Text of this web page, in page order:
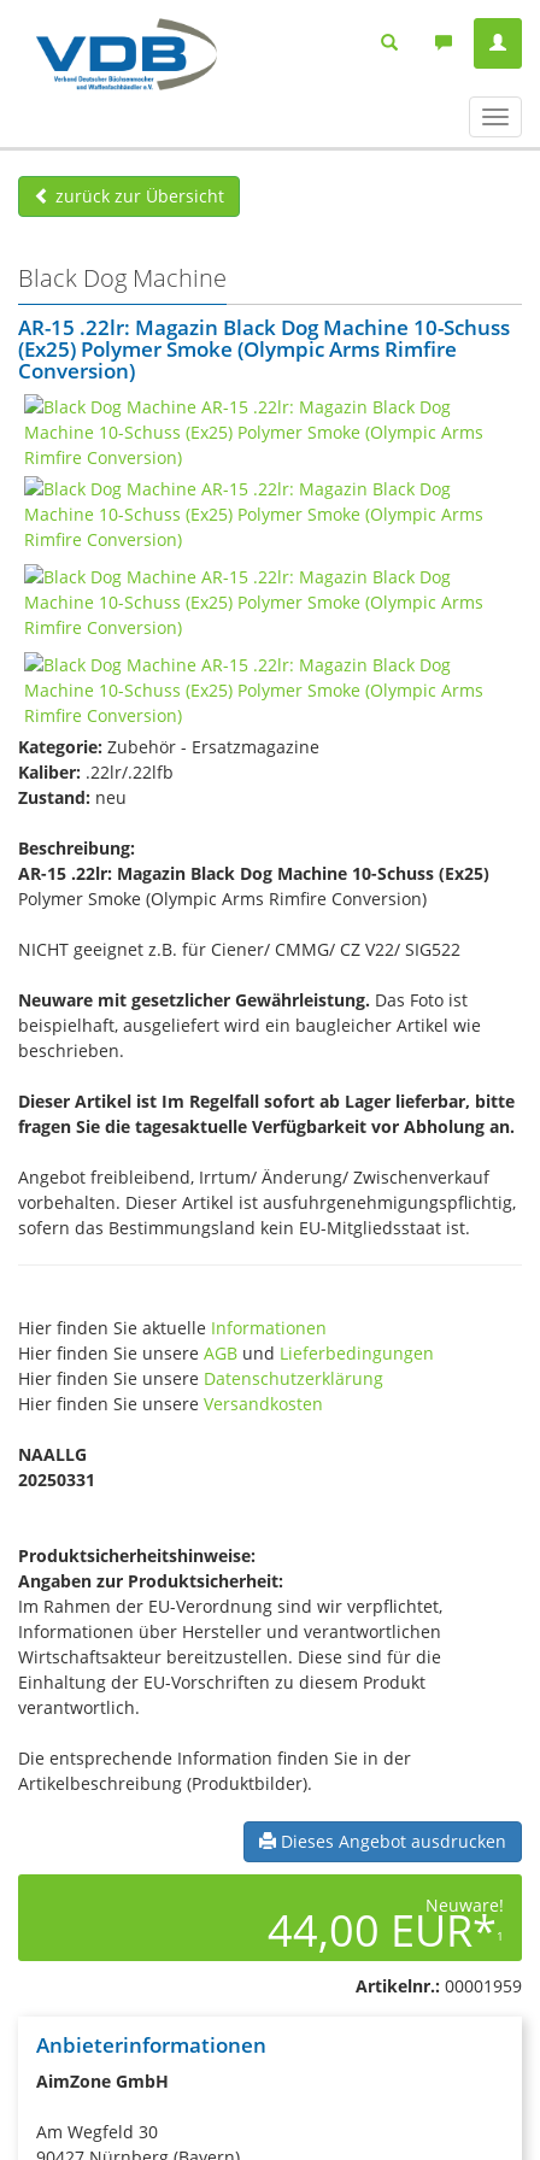
ein-/
zurück zur Übersicht
Black Dog Machine
AR-15 .22lr: Magazin Black Dog Machine 10-Schuss
(Ex25) Polymer Smoke (Olympic Arms Rimfire
Conversion)
Kategorie: Zubehör - Ersatzmagazine
Kaliber: .22lr/.22lfb
Zustand: neu
Beschreibung:
AR-15 .22lr: Magazin Black Dog Machine 10-Schuss (Ex25)
Polymer Smoke (Olympic Arms Rimfire Conversion)
NICHT geeignet z.B. für Ciener/ CMMG/ CZ V22/ SIG522
Neuware mit gesetzlicher Gewährleistung. Das Foto ist
beispielhaft, ausgeliefert wird ein baugleicher Artikel wie
beschrieben.
Dieser Artikel ist Im Regelfall sofort ab Lager lieferbar, bitte
fragen Sie die tagesaktuelle Verfügbarkeit vor Abholung an.
Angebot freibleibend, Irrtum/ Änderung/ Zwischenverkauf
vorbehalten. Dieser Artikel ist ausfuhrgenehmigungspflichtig,
sofern das Bestimmungsland kein EU-Mitgliedsstaat ist.
Hier finden Sie aktuelle Informationen
Hier finden Sie unsere AGB und Lieferbedingungen
Hier finden Sie unsere Datenschutzerklärung
Hier finden Sie unsere Versandkosten
NAALLG
20250331
Produktsicherheitshinweise:
Angaben zur Produktsicherheit:
Im Rahmen der EU-Verordnung sind wir verpflichtet,
Informationen über Hersteller und verantwortlichen
Wirtschaftsakteur bereitzustellen. Diese sind für die
Einhaltung der EU-Vorschriften zu diesem Produkt
verantwortlich.
Die entsprechende Information finden Sie in der
Artikelbeschreibung (Produktbilder).
Dieses Angebot ausdrucken
Neuware!
44,00 EUR*1
Artikelnr.: 00001959
Anbieterinformationen
AimZone GmbH
Am Wegfeld 30